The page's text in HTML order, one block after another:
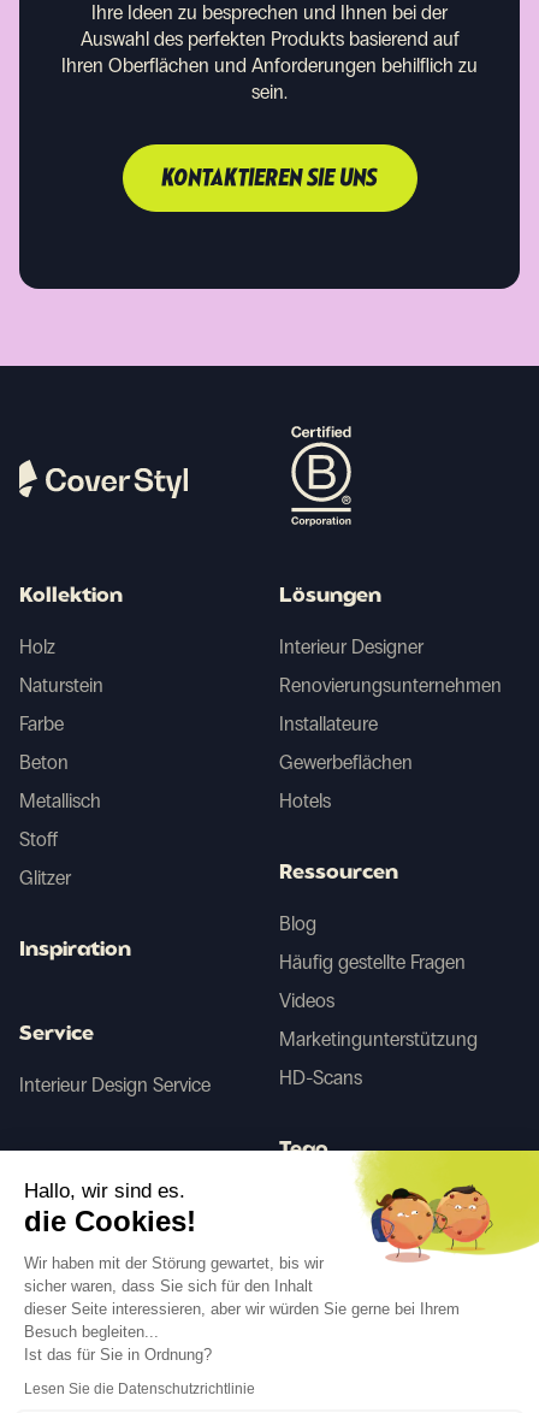
Ihre Ideen zu besprechen und Ihnen bei der
Auswahl des perfekten Produkts basierend auf
Ihren Oberflächen und Anforderungen behilflich zu
sein.
KONTAKTIEREN SIE UNS
Folgen Sie uns
Kollektion
Holz
Naturstein
Farbe
Beton
Metallisch
Stoff
Glitzer
Inspiration
Service
Interieur Design Service
Lösungen
Interieur Designer
Renovierungsunternehmen
Installateure
Gewerbeflächen
Hotels
Ressourcen
Blog
Häufig gestellte Fragen
Videos
Marketingunterstützung
HD-Scans
Tego
Vorher/Nachher KI
Hallo, wir sind es.
die Cookies!
Wir haben mit der Störung gewartet, bis wir
sicher waren, dass Sie sich für den Inhalt
dieser Seite interessieren, aber wir würden Sie gerne bei Ihrem
Besuch begleiten...
Ist das für Sie in Ordnung?
Lesen Sie die Datenschutzrichtlinie